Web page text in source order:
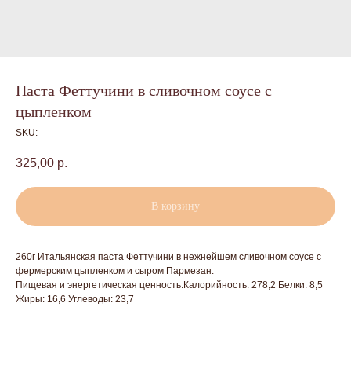
Паста Феттучини в сливочном соусе с
цыпленком
SKU:
325,00 р.
В корзину
260г Итальянская паста Феттучини в нежнейшем сливочном соусе с
фермерским цыпленком и сыром Пармезан.
Пищевая и энергетическая ценность:Калорийность: 278,2 Белки: 8,5
Жиры: 16,6 Углеводы: 23,7